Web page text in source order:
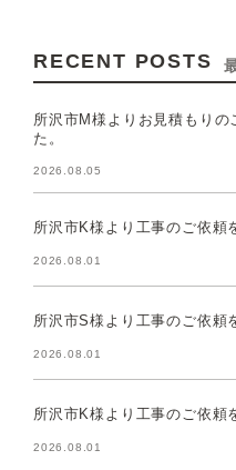
RECENT POSTS
所沢市M様よりお見積もりの
た。
2026.08.05
所沢市K様より工事のご依頼
2026.08.01
所沢市S様より工事のご依頼
2026.08.01
所沢市K様より工事のご依頼
2026.08.01